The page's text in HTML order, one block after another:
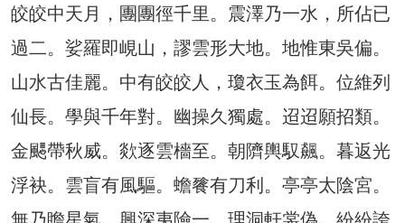
皎皎中天月，團團徑千里。震澤乃一水，所佔已
過二。娑羅即峴山，謬雲形大地。地惟東吳偏。
山水古佳麗。中有皎皎人，瓊衣玉為餌。位維列
仙長。學與千年對。幽操久獨處。迢迢願招類。
金颸帶秋威。欻逐雲檣至。朝隮輿馭飆。暮返光
浮袂。雲盲有風驅。蟾餮有刀利。亭亭太陰宮。